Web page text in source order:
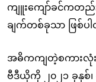
ကျူးကျော်ခင်ကတည်
ချက်တစ်ခုသာ ဖြစ်ပ
အဓိကကျတဲ့စကားလုံး
ဗီဒီယိုကို ၂၀၂၁ ခုနှစ်